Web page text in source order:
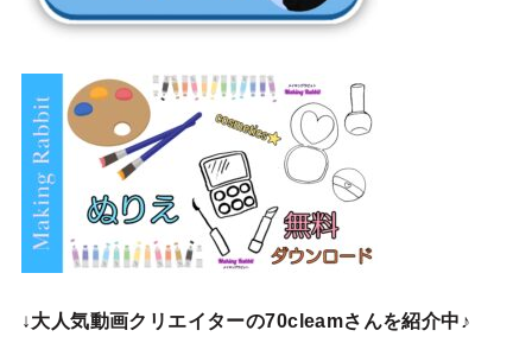
↓大人気動画クリエイターの70cleamさんを紹介中♪